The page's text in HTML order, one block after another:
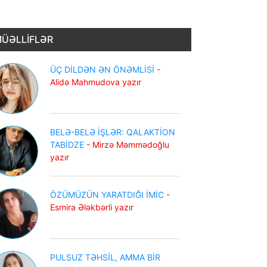
ÜÇ DİLDƏN ƏN ÖNƏMLİSİ -
Alidə Mahmudova yazır
BELƏ-BELƏ İŞLƏR: QALAKTİON
TABİDZE - Mirzə Məmmədoğlu
yazır
ÖZÜMÜZÜN YARATDIĞI İMİC -
Esmira Ələkbərli yazır
PULSUZ TƏHSİL, AMMA BİR